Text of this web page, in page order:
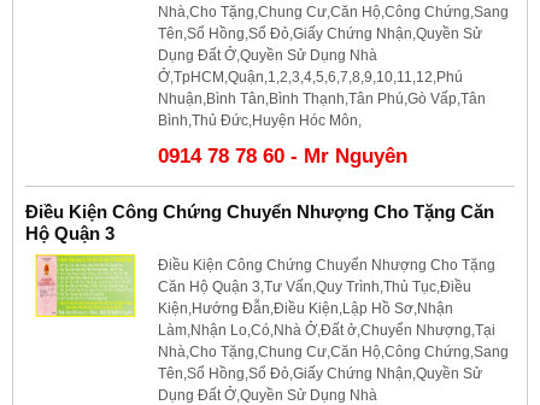
Nhà,Cho Tặng,Chung Cư,Căn Hộ,Công Chứng,Sang
Tên,Sổ Hồng,Sổ Đỏ,Giấy Chứng Nhận,Quyền Sử
Dụng Đất Ở,Quyền Sử Dụng Nhà
Ở,TpHCM,Quận,1,2,3,4,5,6,7,8,9,10,11,12,Phú
Nhuận,Bình Tân,Bình Thạnh,Tân Phú,Gò Vấp,Tân
Bình,Thủ Đức,Huyện Hóc Môn,
0914 78 78 60 - Mr Nguyên
Điều Kiện Công Chứng Chuyển Nhượng Cho Tặng Căn
Hộ Quận 3
Điều Kiện Công Chứng Chuyển Nhượng Cho Tặng
Căn Hộ Quận 3,Tư Vấn,Quy Trình,Thủ Tục,Điều
Kiện,Hướng Đẫn,Điều Kiện,Lập Hồ Sơ,Nhận
Làm,Nhận Lo,Có,Nhà Ở,Đất ở,Chuyển Nhượng,Tại
Nhà,Cho Tặng,Chung Cư,Căn Hộ,Công Chứng,Sang
Tên,Sổ Hồng,Sổ Đỏ,Giấy Chứng Nhận,Quyền Sử
Dụng Đất Ở,Quyền Sử Dụng Nhà